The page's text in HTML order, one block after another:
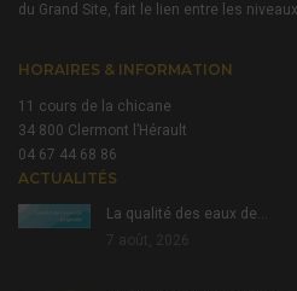
du Grand Site, fait le lien entre les
HORAIRES & INFORMATION
11 cours de la chicane
34 800 Clermont l’Hérault
04 67 44 68 86
ACTUALITÉS
La qualité des eaux de…